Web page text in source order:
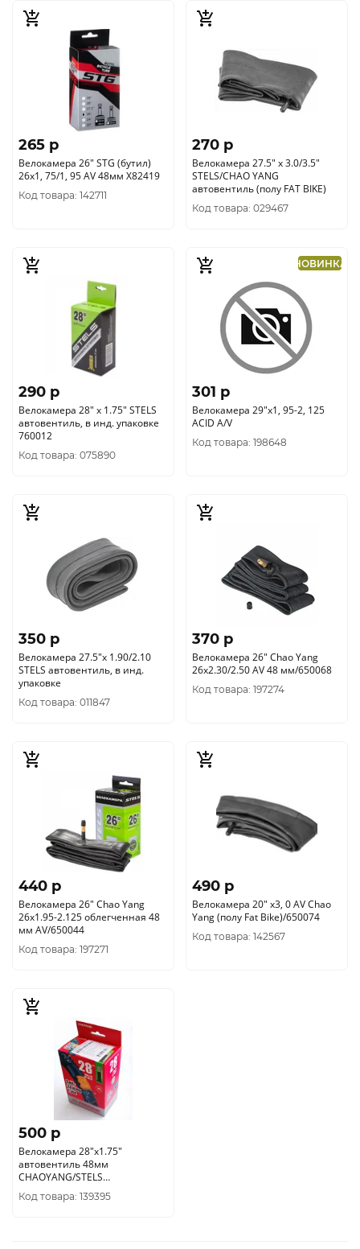
265 p
Велокамера 26" STG (бутил)
26х1, 75/1, 95 AV 48мм Х82419
Код товара: 142711
270 p
Велокамера 27.5" x 3.0/3.5"
STELS/CHAO YANG
автовентиль (полу FAT BIKE)
Код товара: 029467
290 p
Велокамера 28" x 1.75" STELS
автовентиль, в инд. упаковке
760012
Код товара: 075890
НОВИНКА
301 p
Велокамера 29"х1, 95-2, 125
ACID A/V
Код товара: 198648
350 p
Велокамера 27.5"x 1.90/2.10
STELS автовентиль, в инд.
упаковке
Код товара: 011847
370 p
Велокамера 26" Chao Yang
26х2.30/2.50 AV 48 мм/650068
Код товара: 197274
440 p
Велокамера 26" Chao Yang
26x1.95-2.125 облегченная 48
мм AV/650044
Код товара: 197271
490 p
Велокамера 20" х3, 0 AV Chao
Yang (полу Fat Bike)/650074
Код товара: 142567
500 p
Велокамера 28"x1.75"
автовентиль 48мм
CHAOYANG/STELS
самозаклеивающаяся, в инд.
упаковке
Код товара: 139395